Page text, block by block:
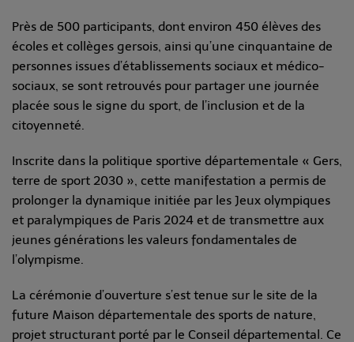
Près de 500 participants, dont environ 450 élèves des
écoles et collèges gersois, ainsi qu’une cinquantaine de
personnes issues d’établissements sociaux et médico-
sociaux, se sont retrouvés pour partager une journée
placée sous le signe du sport, de l’inclusion et de la
citoyenneté.
Inscrite dans la politique sportive départementale « Gers,
terre de sport 2030 », cette manifestation a permis de
prolonger la dynamique initiée par les Jeux olympiques
et paralympiques de Paris 2024 et de transmettre aux
jeunes générations les valeurs fondamentales de
l’olympisme.
La cérémonie d’ouverture s’est tenue sur le site de la
future Maison départementale des sports de nature,
projet structurant porté par le Conseil départemental. Ce